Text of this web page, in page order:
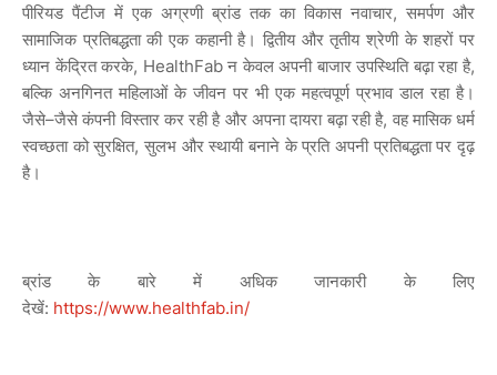
पीरियड पैंटीज में एक अग्रणी ब्रांड तक का विकास नवाचार, समर्पण और
सामाजिक प्रतिबद्धता की एक कहानी है। द्वितीय और तृतीय श्रेणी के शहरों पर
ध्यान केंद्रित करके, HealthFabन केवल अपनी बाजार उपस्थिति बढ़ा रहा है,
बल्कि अनगिनत महिलाओं के जीवन पर भी एक महत्वपूर्ण प्रभाव डाल रहा है।
जैसे–जैसे कंपनी विस्तार कर रही है और अपना दायरा बढ़ा रही है, वह मासिक धर्म
स्वच्छता को सुरक्षित,सुलभ और स्थायी बनाने के प्रति अपनी प्रतिबद्धता पर दृढ़
है।
ब्रांड के बारे में अधिक जानकारी के
लिए
देखें: https://www.healthfab.in/